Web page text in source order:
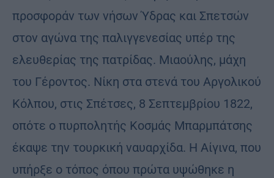
προσφοράν των νήσων Ύδρας και Σπετσών
στον αγώνα της παλιγγενεσίας υπέρ της
ελευθερίας της πατρίδας. Μιαούλης, μάχη
του Γέροντος. Νίκη στα στενά του Αργολικού
Κόλπου, στις Σπέτσες, 8 Σεπτεμβρίου 1822,
οπότε ο πυρπολητής Κοσμάς Μπαρμπάτσης
έκαψε την τουρκική ναυαρχίδα. Η Αίγινα, που
υπήρξε ο τόπος όπου πρώτα υψώθηκε η